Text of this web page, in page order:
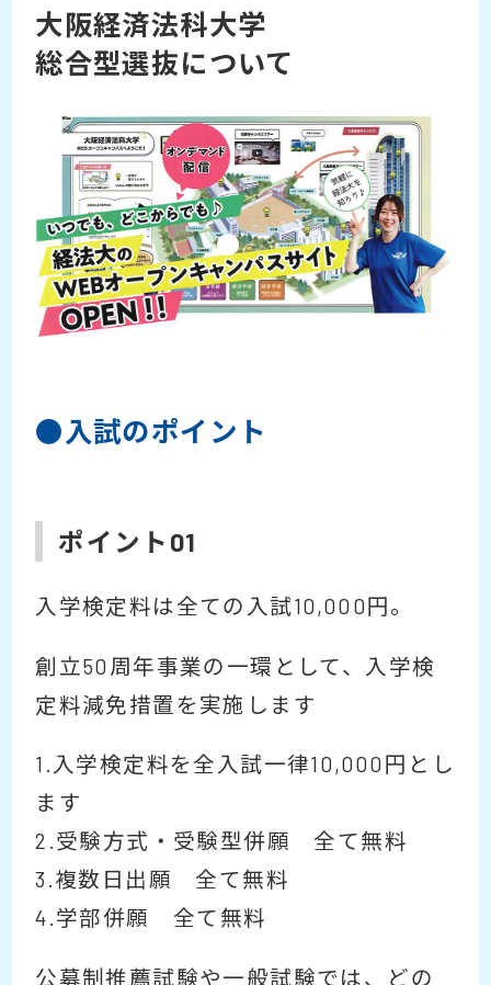
大阪経済法科大学
総合型選抜について
●入試のポイント
ポイント01
入学検定料は全ての入試10,000円。
創立50周年事業の一環として、入学検
定料減免措置を実施します
1.入学検定料を全入試一律10,000円とし
ます
2.受験方式・受験型併願 全て無料
3.複数日出願 全て無料
4.学部併願 全て無料
公募制推薦試験や一般試験では、どの